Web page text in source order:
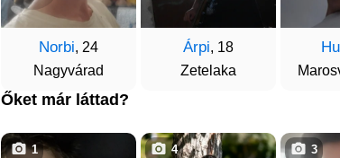
Norbi, 24
Nagyvárad
Árpi, 18
Zetelaka
Őket már láttad?
1 4 3